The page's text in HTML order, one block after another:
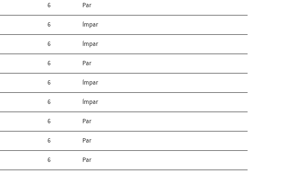
6 Par
6 Ímpar
6 Ímpar
6 Par
6 Ímpar
6 Ímpar
6 Par
6 Par
6 Par